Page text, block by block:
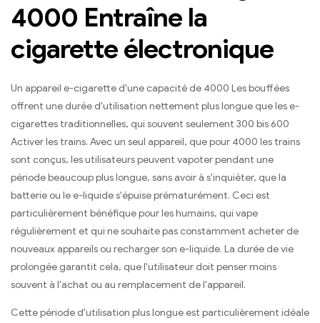
4000 Entraîne la
cigarette électronique
Un appareil e-cigarette d'une capacité de 4000 Les bouffées
offrent une durée d'utilisation nettement plus longue que les e-
cigarettes traditionnelles, qui souvent seulement 300 bis 600
Activer les trains. Avec un seul appareil, que pour 4000 les trains
sont conçus, les utilisateurs peuvent vapoter pendant une
période beaucoup plus longue, sans avoir à s'inquiéter, que la
batterie ou le e-liquide s'épuise prématurément. Ceci est
particulièrement bénéfique pour les humains, qui vape
régulièrement et qui ne souhaite pas constamment acheter de
nouveaux appareils ou recharger son e-liquide. La durée de vie
prolongée garantit cela, que l'utilisateur doit penser moins
souvent à l'achat ou au remplacement de l'appareil.
Cette période d'utilisation plus longue est particulièrement idéale